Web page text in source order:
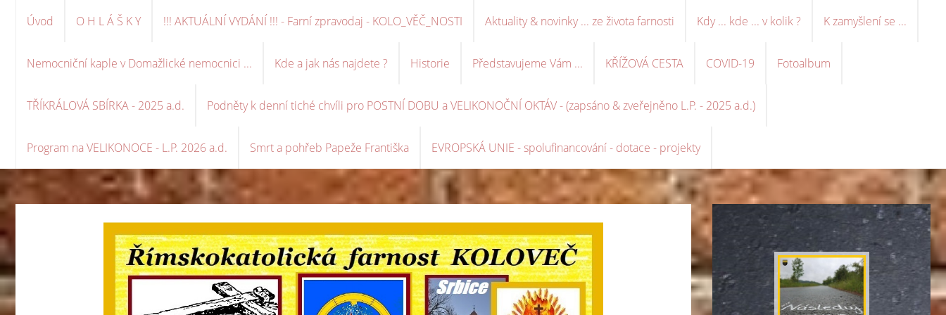
Úvod O H L Á Š K Y !!! AKTUÁLNÍ VYDÁNÍ !!! - Farní zpravodaj - KOLO_VĚČ_NOSTI Aktuality & novinky ... ze života farnosti Kdy ... kde ... v kolik ? K zamyšlení se ...
Nemocniční kaple v Domažlické nemocnici ... Kde a jak nás najdete ? Historie Představujeme Vám ... KŘÍŽOVÁ CESTA COVID-19 Fotoalbum
TŘÍKRÁLOVÁ SBÍRKA - 2025 a.d. Podněty k denní tiché chvíli pro POSTNÍ DOBU a VELIKONOČNÍ OKTÁV - (zapsáno & zveřejněno L.P. - 2025 a.d.)
Program na VELIKONOCE - L.P. 2026 a.d. Smrt a pohřeb Papeže Františka EVROPSKÁ UNIE - spolufinancování - dotace - projekty